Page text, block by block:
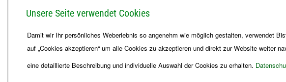
BISTUM ERFURT
Bischöfliches Ordinariat
Herrmannsplatz 9, 99084 Erfurt
Unsere Seite verwendet Cookies
Damit wir Ihr persönliches Weberlebnis so angenehm wie möglich gestalten, verwendet
auf „Cookies akzeptieren“ um alle Cookies zu akzeptieren und direkt zur Website weiter
eine detaillierte Beschreibung und individuelle Auswahl der Cookies zu erhalten.